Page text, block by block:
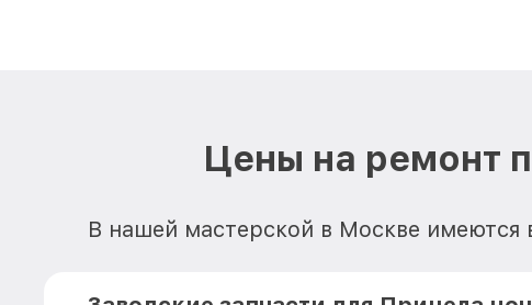
Цены на ремонт
В нашей мастерской в Москве имеются